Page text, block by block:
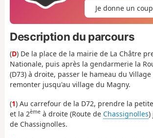
Je donne un
Description du parcours
(D) De la place de la mairie de La Châtre
Nationale, puis après la gendarmerie la
(D73) à droite, passer le hameau du
remonter jusqu'au village du Magny.
(1) Au carrefour de la D72, prendre la
et la 2ème à droite (Route de Chassignolles)
de Chassignolles.